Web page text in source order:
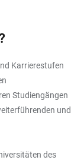
Karrierestufen
Studiengängen
und
des